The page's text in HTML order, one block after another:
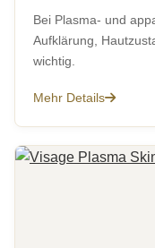
Bei Plasma- und
Aufklärung,
wichtig.
Mehr Details